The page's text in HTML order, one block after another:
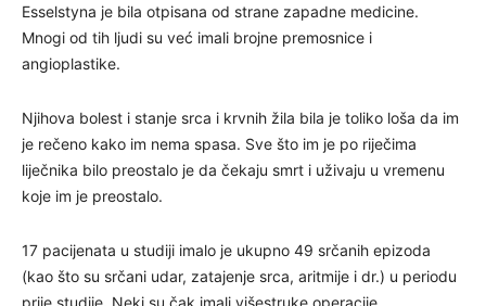
Esselstyna je bila otpisana od strane zapadne medicine.
Mnogi od tih ljudi su već imali brojne premosnice i
angioplastike.
Njihova bolest i stanje srca i krvnih žila bila je toliko loša da im
je rečeno kako im nema spasa. Sve što im je po riječima
liječnika bilo preostalo je da čekaju smrt i uživaju u vremenu
koje im je preostalo.
17 ​​pacijenata u studiji imalo je ukupno 49 srčanih epizoda
(kao što su srčani udar, zatajenje srca, aritmije i dr.) u periodu
prije studije. Neki su čak imali višestruke operacije